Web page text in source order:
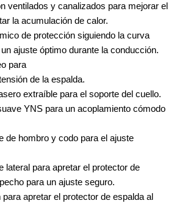
ventilados y canalizados para mejorar el
la acumulación de calor.
de protección siguiendo la curva
ajuste óptimo durante la conducción.
para
de la espalda.
extraíble para el soporte del cuello.
YNS para un acoplamiento cómodo
de hombro y codo para el ajuste
lateral para apretar el protector de
para un ajuste seguro.
apretar el protector de espalda al